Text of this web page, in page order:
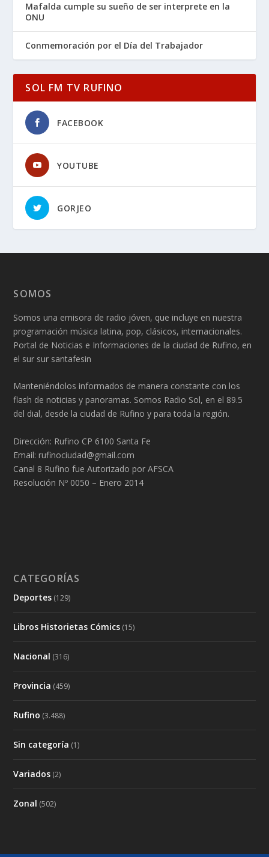
Mafalda cumple su sueño de ser interprete en la
ONU
Conmemoración por el Día del Trabajador
SOL FM TV RUFINO
FACEBOOK
YOUTUBE
GORJEO
SOMOS
Somos una emisora de radio jóven, que incluye en nuestra
programación música latina, pop, clásicos, internacionales.
Portal de Noticias e Informaciones de la ciudad de Rufino, en
el sur sur santafesin
Manteniéndolos informados de manera constante con los
flash de noticias y panoramas. Somos Radio Sol, en el 89.5
del dial, desde la ciudad de Rufino y para toda la región.
Dirección: Rufino CP 6100 Santa Fe
Email: rufinociudad@gmail.com
Canal 8 Rufino fue Autorizado por AFSCA
Resolución Nº 0050 – Enero 2014
CATEGORÍAS
Deportes (129)
Libros Historietas Cómics (15)
Nacional (316)
Provincia (459)
Rufino (3.488)
Sin categoría (1)
Variados (2)
Zonal (502)